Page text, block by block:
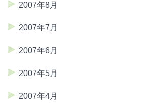
2007年8月
2007年7月
2007年6月
2007年5月
2007年4月